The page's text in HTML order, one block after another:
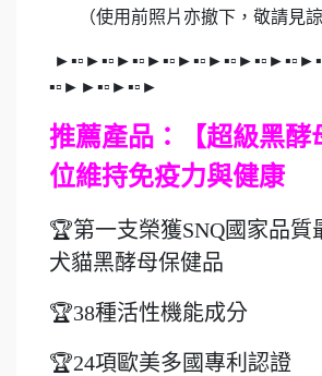
（使用前照片亦撤下，敬請見
▪▫►►▪▫►▪▫►
推薦產品：【超級黑酵
位維持免疫力與健康
🏆第一支榮獲SNQ國家品質
犬貓黑酵母保健品
🏆38種活性機能成分
🏆24項歐美多國專利認證